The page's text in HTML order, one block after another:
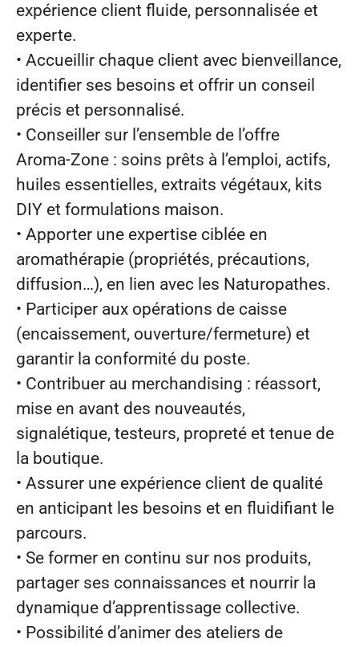
expérience client fluide, personnalisée et
experte.
• Accueillir chaque client avec bienveillance,
identifier ses besoins et offrir un conseil
précis et personnalisé.
• Conseiller sur l’ensemble de l’offre
Aroma‑Zone : soins prêts à l’emploi, actifs,
huiles essentielles, extraits végétaux, kits
DIY et formulations maison.
• Apporter une expertise ciblée en
aromathérapie (propriétés, précautions,
diffusion…), en lien avec les Naturopathes.
• Participer aux opérations de caisse
(encaissement, ouverture/fermeture) et
garantir la conformité du poste.
• Contribuer au merchandising : réassort,
mise en avant des nouveautés,
signalétique, testeurs, propreté et tenue de
la boutique.
• Assurer une expérience client de qualité
en anticipant les besoins et en fluidifiant le
parcours.
• Se former en continu sur nos produits,
partager ses connaissances et nourrir la
dynamique d’apprentissage collective.
• Possibilité d’animer des ateliers de